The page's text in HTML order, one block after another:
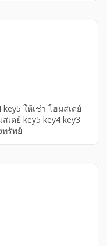
ให้เช่า โฮมสเตย์
เตย์ key5 key4 key3
ทรัพย์